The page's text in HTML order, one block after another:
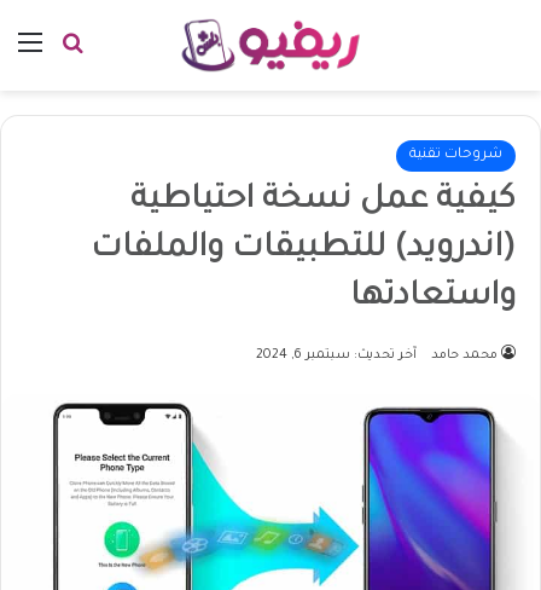
بحث
شروحات تقنية
كيفية عمل نسخة احتياطية
(اندرويد) للتطبيقات والملفات
واستعادتها
محمد حامد آخر تحديث: سبتمبر 6, 2024